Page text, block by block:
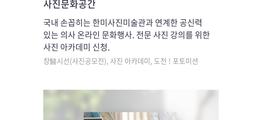
사진문화공간
국내 손꼽히는 한미사진미술관과 연계한 공신력
있는 의사 온라인 문화행사. 전문 사진 강의를 위한
사진 아카데미 신청.
창醫시선(사진공모전), 사진 아카데미, 도전 ! 포토미션